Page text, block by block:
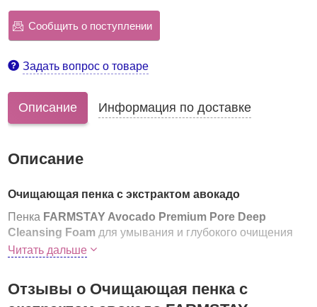
Сообщить о поступлении
Задать вопрос о товаре
Описание Информация по доставке
Описание
Очищающая пенка с экстрактом авокадо
Пенка FARMSTAY Avocado Premium Pore Deep
Cleansing Foam для умывания и глубокого очищения
пор на основе экстракта авокадо.
кожи. Оно прекрасно увлажняет и смягчает, помогает
Читать дальше
Отзывы о Очищающая пенка с